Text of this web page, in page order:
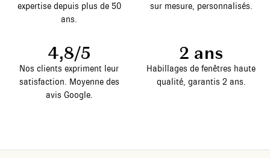
expertise depuis plus de 50
ans.
sur mesure, personnalisés.
4,8/5
Nos clients expriment leur
satisfaction. Moyenne des
avis Google.
2 ans
Habillages de fenêtres haute
qualité, garantis 2 ans.